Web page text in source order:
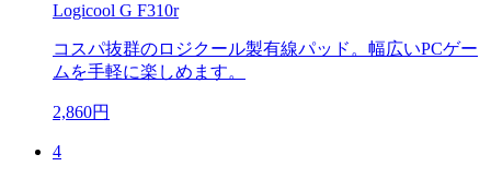
Logicool G F310r
コスパ抜群のロジクール製有線パッド。幅広いPCゲー
ムを手軽に楽しめます。
2,860円
4